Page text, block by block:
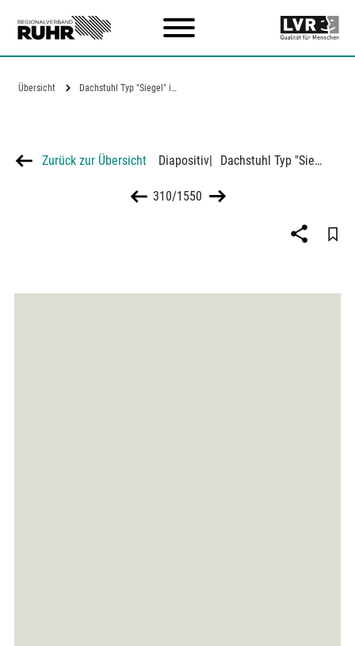
Übersicht Dachstuhl Typ "Siegel" im Bau
Zurück zur Übersicht Diapositiv| Dachstuhl Typ "Siegel" im Bau
310/1550